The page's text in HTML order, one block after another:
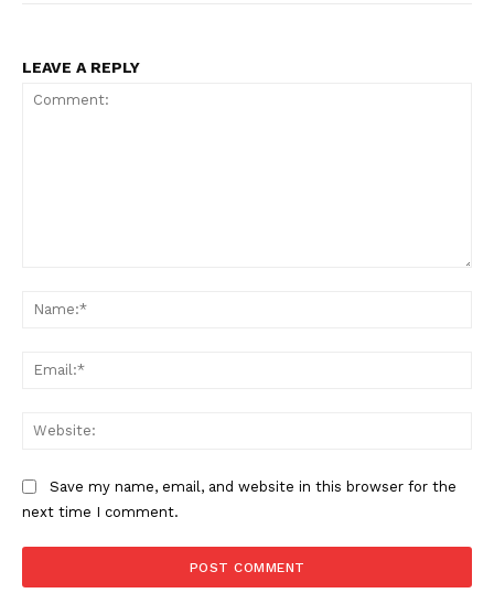
LEAVE A REPLY
Save my name, email, and website in this browser for the
next time I comment.